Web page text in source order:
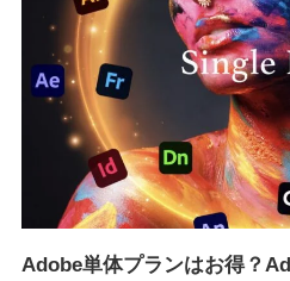
Adobe単体プランはお得？